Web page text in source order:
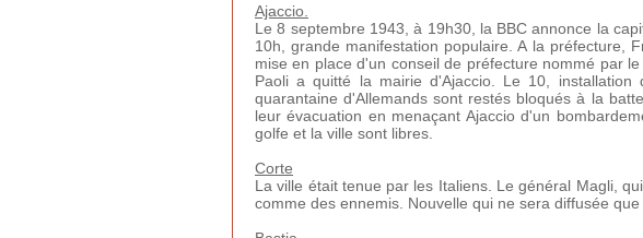
Ajaccio.
Le 8 septembre 1943, à 19h30, la BBC annonce la
10h, grande manifestation populaire. A la préfecture,
mise en place d'un conseil de préfecture nommé par
Paoli a quitté la mairie d'Ajaccio. Le 10, installation
quarantaine d'Allemands sont restés bloqués à la
leur évacuation en menaçant Ajaccio d'un
golfe et la ville sont libres.
Corte
La ville était tenue par les Italiens. Le général Magli,
comme des ennemis. Nouvelle qui ne sera diffusée que